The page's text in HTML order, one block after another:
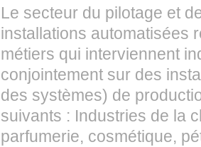
Le secteur du pilotage et
installations automatisées
métiers qui interviennent
conjointement sur des
des systèmes) de
suivants : Industries de la
parfumerie, cosmétique,